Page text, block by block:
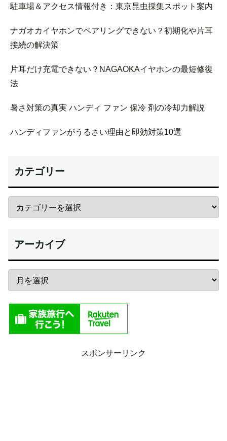
駐車場＆アクセス情報付き：東京昆虫採集スポット案内
ナガオカイヤホンでペアリングできない？初期化や片耳
接続の解決策
片耳だけ充電できない？NAGAOKAイヤホンの最短修復
法
暑さ対策の真実 ハンディ ファン 保冷 剤の冷却力解説
ハンディファンがうるさい理由と即効対策10選
カテゴリー
アーカイブ
スポンサーリンク